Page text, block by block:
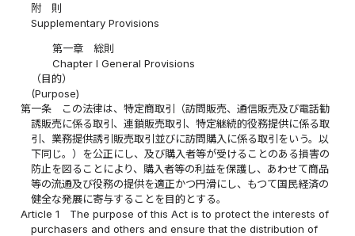
附 則
Supplementary Provisions
第一章 総則
Chapter I General Provisions
（目的）
(Purpose)
第一条
この法律は、特定商取引（訪問販売、通信販売及び電話勧
誘販売に係る取引、連鎖販売取引、特定継続的役務提供に係る取
引、業務提供誘引販売取引並びに訪問購入に係る取引をいう。以
下同じ。）を公正にし、及び購入者等が受けることのある損害の
防止を図ることにより、購入者等の利益を保護し、あわせて商品
等の流通及び役務の提供を適正かつ円滑にし、もつて国民経済の
健全な発展に寄与することを目的とする。
Article 1
The purpose of this Act is to protect the interests of
purchasers and others and ensure that the distribution of